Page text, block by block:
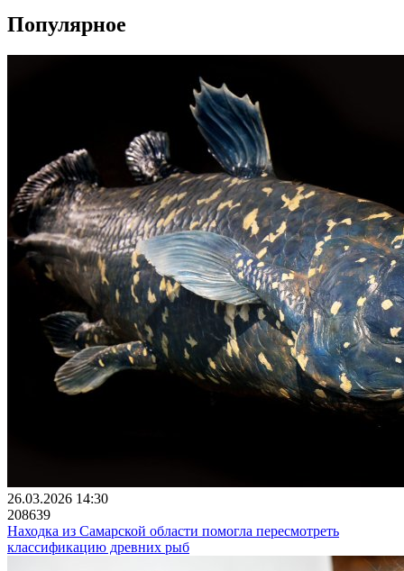
Популярное
26.03.2026 14:30
208639
Находка из Самарской области помогла пересмотреть
классификацию древних рыб